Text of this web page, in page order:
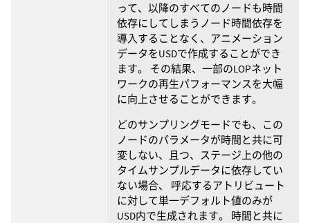
って、以降のすべてのノードも時間
依存にしてしまうノード時間依存を
導入することなく、アニメーション
データをUSDで作成することができ
ます。 その結果、一部のLOPネット
ワークの再生パフォーマンスを大幅
に向上させることができます。
どのサンプリングモードでも、この
ノードのパラメータが時間と共に可
変しない、且つ、ステージ上の他の
タイムサンプルデータに依存してい
ない場合、 呼応するアトリビュート
に対して単一デフォルト値のみが
USD内で生成されます。 時間と共に